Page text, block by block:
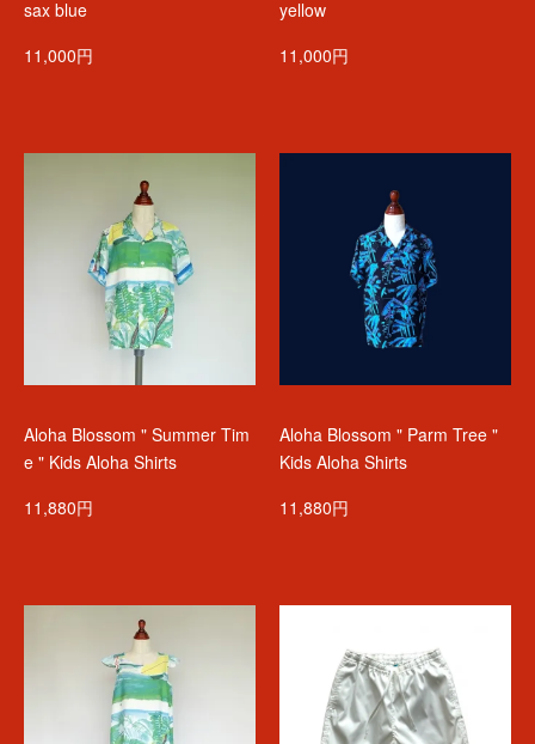
sax blue
11,000円
yellow
11,000円
Aloha Blossom " Summer Tim
e " Kids Aloha Shirts
11,880円
Aloha Blossom " Parm Tree "
Kids Aloha Shirts
11,880円